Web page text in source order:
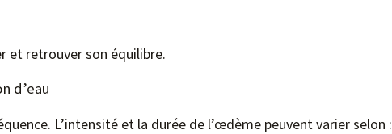
et retrouver son équilibre.
d’eau
L’intensité et la durée de l’œdème peuvent varier selon :